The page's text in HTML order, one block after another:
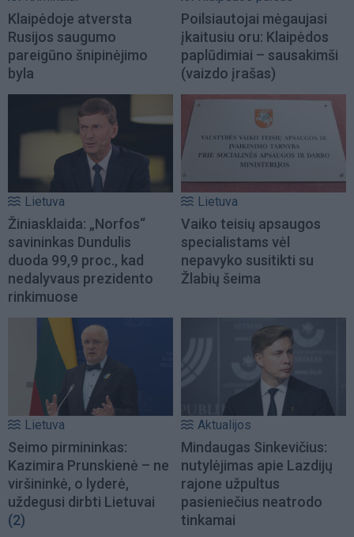
Klaipėdoje atversta
Rusijos saugumo
pareigūno šnipinėjimo
byla
Poilsiautojai mėgaujasi
įkaitusiu oru: Klaipėdos
paplūdimiai – sausakimši
(vaizdo įrašas)
Lietuva
Žiniasklaida: „Norfos“
savininkas Dundulis
duoda 99,9 proc., kad
nedalyvaus prezidento
rinkimuose
Lietuva
Vaiko teisių apsaugos
specialistams vėl
nepavyko susitikti su
Žlabių šeima
Lietuva
Seimo pirmininkas:
Kazimira Prunskienė – ne
viršininkė, o lyderė,
uždegusi dirbti Lietuvai
(2)
Aktualijos
Mindaugas Sinkevičius:
nutylėjimas apie Lazdijų
rajone užpultus
pasieniečius neatrodo
tinkamai